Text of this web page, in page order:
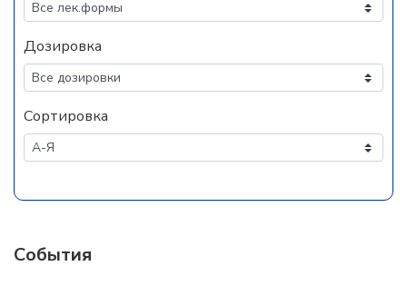
Дозировка
Сортировка
События